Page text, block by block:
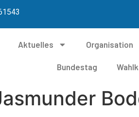
Aktuelles Organisation
Bundestag